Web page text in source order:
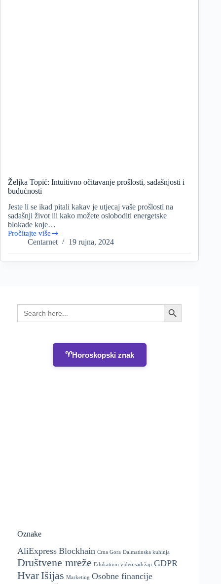
Željka Topić: Intuitivno očitavanje prošlosti, sadašnjosti i
budućnosti
Jeste li se ikad pitali kakav je utjecaj vaše prošlosti na
sadašnji život ili kako možete osloboditi energetske
blokade koje…
Pročitajte više
Željka
Intuitivno
očitavanje
Centarnet 19 rujna, 2024
Search
for:
Search Button
♈Horoskopski znak
Oznake
AliExpress Blockhain Crna Gora Dalmatinska kuhinja
Društvene mreže Edukativni video sadržaji GDPR
Hvar Išijas Marketing Osobne financije